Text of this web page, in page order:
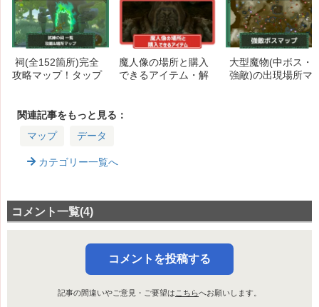
祠(全152箇所)完全
攻略マップ！タップ
アしたかどうかの確
魔人像の場所と購入
できるアイテム・解
大型魔物(中ボス・
強敵)の出現場所マ
関連記事をもっと見る：
マップ
データ
カテゴリー一覧へ
コメント一覧(4)
コメントを投稿する
記事の間違いやご意見・ご要望は こちらへお願いします。